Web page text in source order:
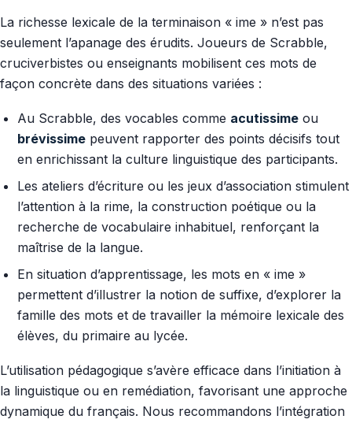
La richesse lexicale de la terminaison « ime » n’est pas
seulement l’apanage des érudits. Joueurs de Scrabble,
cruciverbistes ou enseignants mobilisent ces mots de
façon concrète dans des situations variées :
Au Scrabble, des vocables comme acutissime ou
brévissime peuvent rapporter des points décisifs tout
en enrichissant la culture linguistique des participants.
Les ateliers d’écriture ou les jeux d’association stimulent
l’attention à la rime, la construction poétique ou la
recherche de vocabulaire inhabituel, renforçant la
maîtrise de la langue.
En situation d’apprentissage, les mots en « ime »
permettent d’illustrer la notion de suffixe, d’explorer la
famille des mots et de travailler la mémoire lexicale des
élèves, du primaire au lycée.
L’utilisation pédagogique s’avère efficace dans l’initiation à
la linguistique ou en remédiation, favorisant une approche
dynamique du français. Nous recommandons l’intégration